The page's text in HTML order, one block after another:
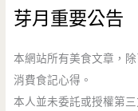
芽月重要公告
本網站所有美食文章，
消費食記心得。
本人並未委託或授權第